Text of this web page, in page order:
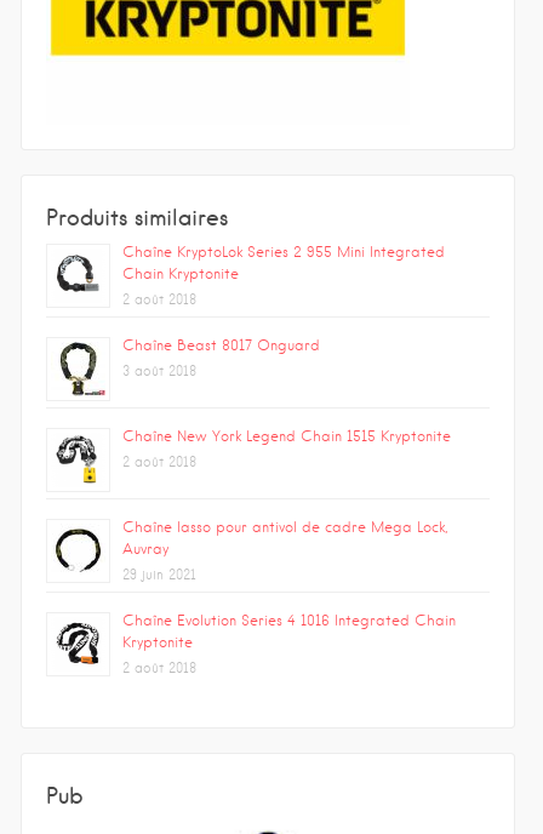
Produits similaires
Chaîne KryptoLok Series 2 955 Mini Integrated
Chain Kryptonite
2 août 2018
Chaîne Beast 8017 Onguard
3 août 2018
Chaîne New York Legend Chain 1515 Kryptonite
2 août 2018
Chaîne lasso pour antivol de cadre Mega Lock,
Auvray
29 juin 2021
Chaîne Evolution Series 4 1016 Integrated Chain
Kryptonite
2 août 2018
Pub